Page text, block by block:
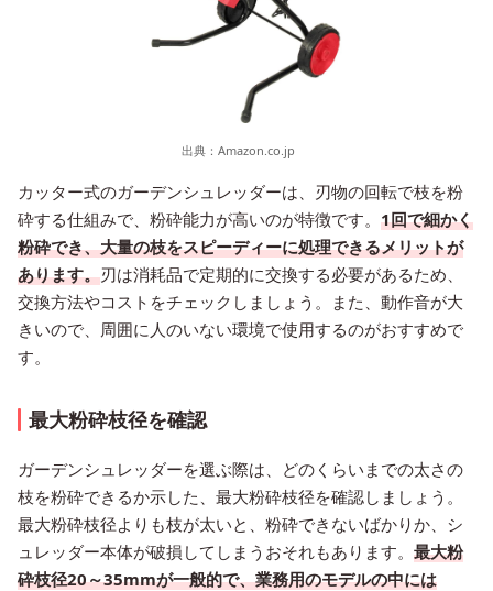
出典： Amazon.co.jp
カッター式のガーデンシュレッダーは、刃物の回転で枝を粉
砕する仕組みで、粉砕能力が高いのが特徴です。 1回で細かく
粉砕でき、大量の枝をスピーディーに処理できるメリットが
あります。刃は消耗品で定期的に交換する必要があるため、
交換方法やコストをチェックしましょう。また、動作音が大
きいので、周囲に人のいない環境で使用するのがおすすめで
す。
最大粉砕枝径を確認
ガーデンシュレッダーを選ぶ際は、どのくらいまでの太さの
枝を粉砕できるか示した、最大粉砕枝径を確認しましょう。
最大粉砕枝径よりも枝が太いと、粉砕できないばかりか、シ
ュレッダー本体が破損してしまうおそれもあります。 最大粉
砕枝径20～35mmが一般的で、業務用のモデルの中には